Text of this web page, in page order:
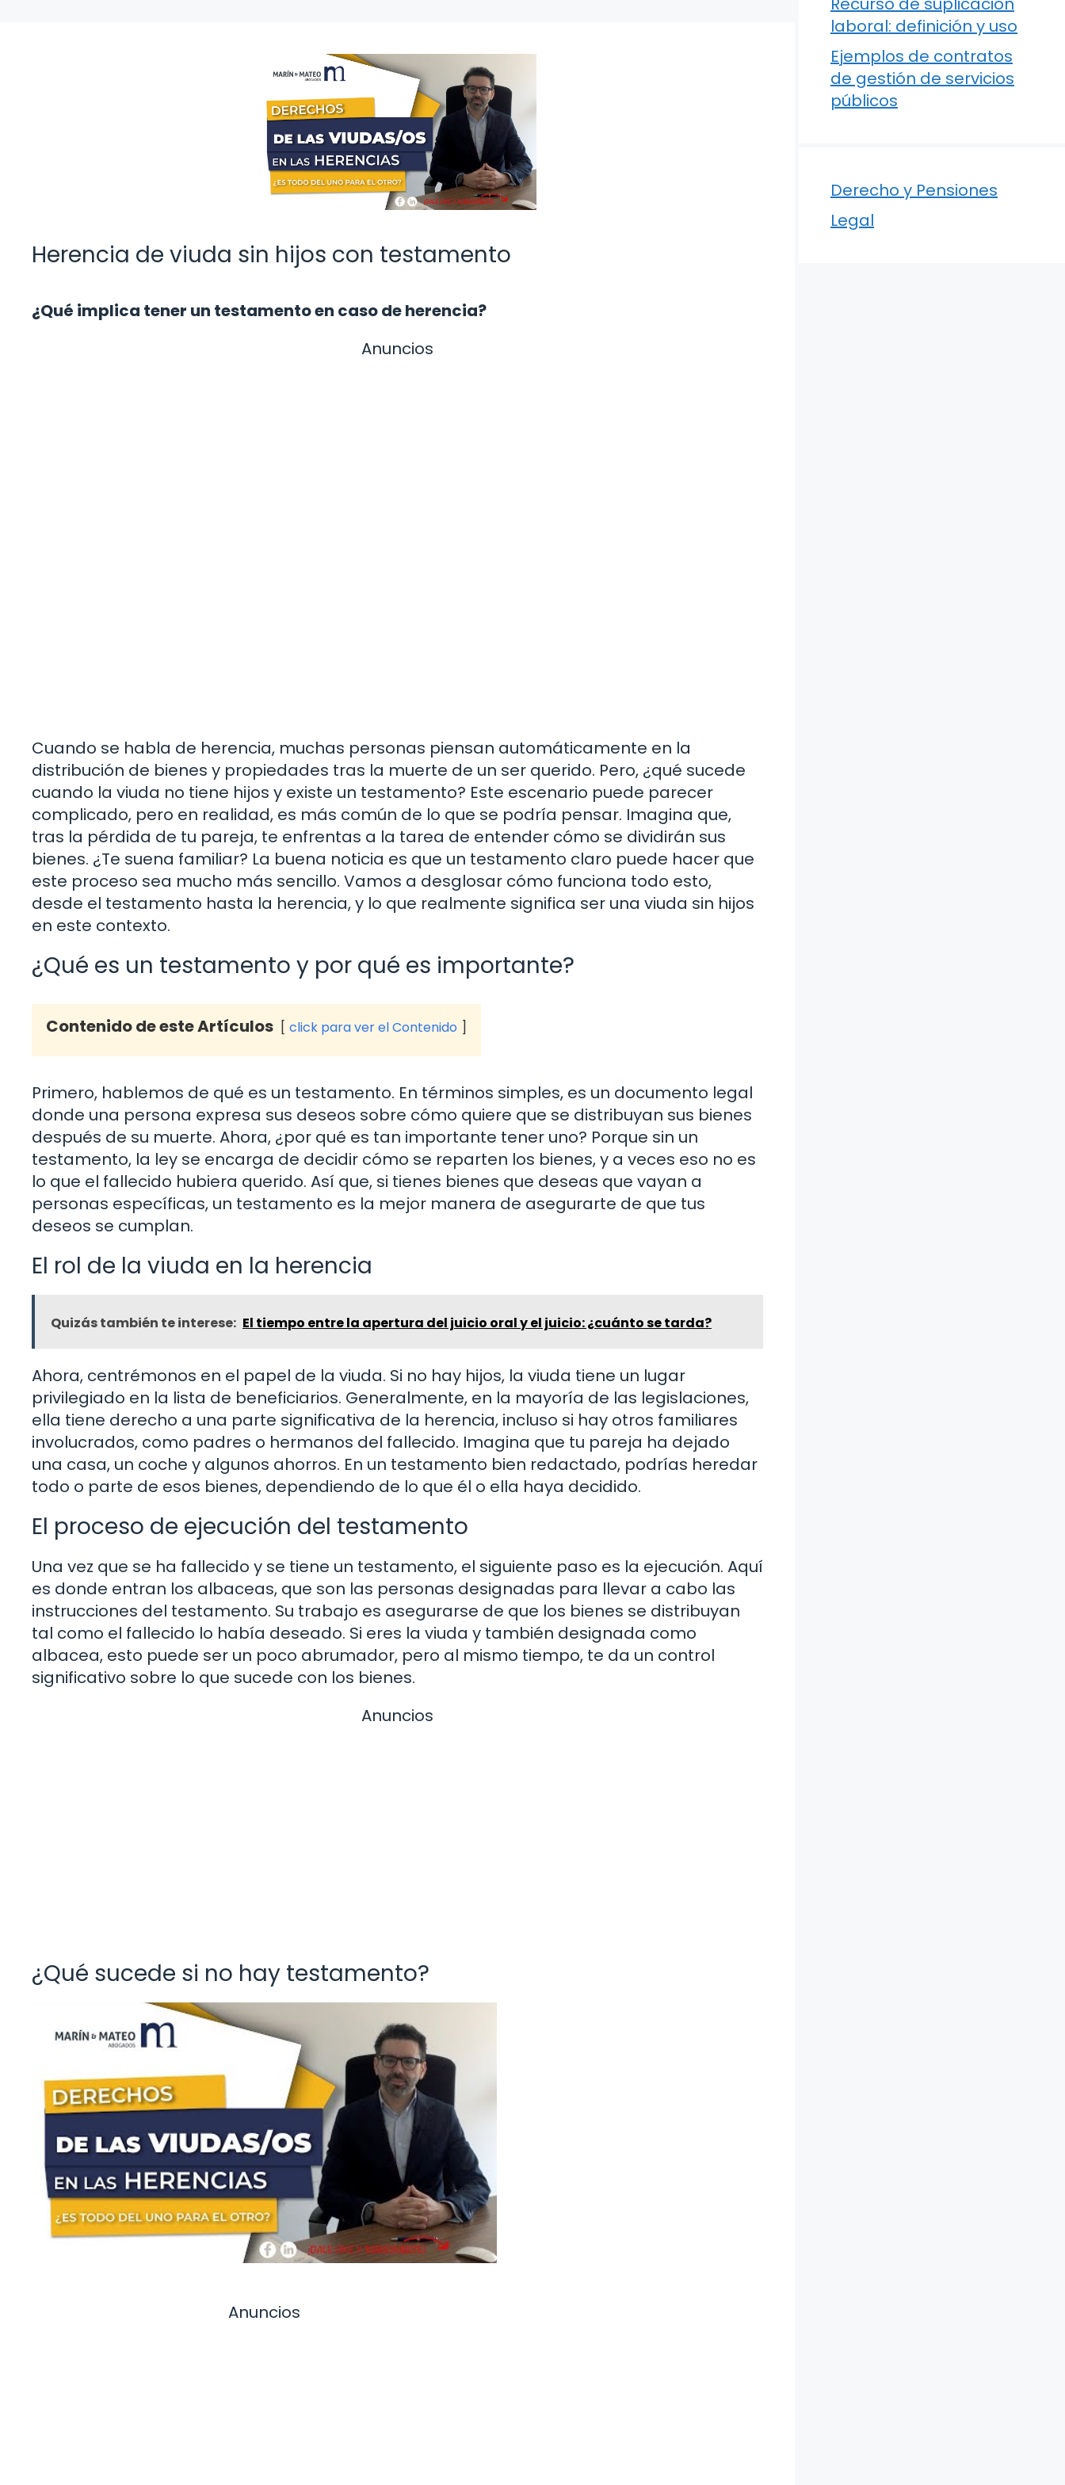
Herencia de viuda sin hijos con testamento
¿Qué implica tener un testamento en caso de herencia?
Anuncios
Cuando se habla de herencia, muchas personas piensan automáticamente en la
distribución de bienes y propiedades tras la muerte de un ser querido. Pero, ¿qué sucede
cuando la viuda no tiene hijos y existe un testamento? Este escenario puede parecer
complicado, pero en realidad, es más común de lo que se podría pensar. Imagina que,
tras la pérdida de tu pareja, te enfrentas a la tarea de entender cómo se dividirán sus
bienes. ¿Te suena familiar? La buena noticia es que un testamento claro puede hacer que
este proceso sea mucho más sencillo. Vamos a desglosar cómo funciona todo esto,
desde el testamento hasta la herencia, y lo que realmente significa ser una viuda sin hijos
en este contexto.
¿Qué es un testamento y por qué es importante?
Contenido de este Artículos click para ver el Contenido
Primero, hablemos de qué es un testamento. En términos simples, es un documento legal
donde una persona expresa sus deseos sobre cómo quiere que se distribuyan sus bienes
después de su muerte. Ahora, ¿por qué es tan importante tener uno? Porque sin un
testamento, la ley se encarga de decidir cómo se reparten los bienes, y a veces eso no es
lo que el fallecido hubiera querido. Así que, si tienes bienes que deseas que vayan a
personas específicas, un testamento es la mejor manera de asegurarte de que tus
deseos se cumplan.
El rol de la viuda en la herencia
Quizás también te interese: El tiempo entre la apertura del juicio oral y el juicio: ¿cuánto se tarda?
Ahora, centrémonos en el papel de la viuda. Si no hay hijos, la viuda tiene un lugar
privilegiado en la lista de beneficiarios. Generalmente, en la mayoría de las legislaciones,
ella tiene derecho a una parte significativa de la herencia, incluso si hay otros familiares
involucrados, como padres o hermanos del fallecido. Imagina que tu pareja ha dejado
una casa, un coche y algunos ahorros. En un testamento bien redactado, podrías heredar
todo o parte de esos bienes, dependiendo de lo que él o ella haya decidido.
El proceso de ejecución del testamento
Una vez que se ha fallecido y se tiene un testamento, el siguiente paso es la ejecución. Aquí
es donde entran los albaceas, que son las personas designadas para llevar a cabo las
instrucciones del testamento. Su trabajo es asegurarse de que los bienes se distribuyan
tal como el fallecido lo había deseado. Si eres la viuda y también designada como
albacea, esto puede ser un poco abrumador, pero al mismo tiempo, te da un control
significativo sobre lo que sucede con los bienes.
Anuncios
¿Qué sucede si no hay testamento?
Anuncios
laboral: definición y uso
Ejemplos de contratos
de gestión de servicios
públicos
Derecho y Pensiones
Legal